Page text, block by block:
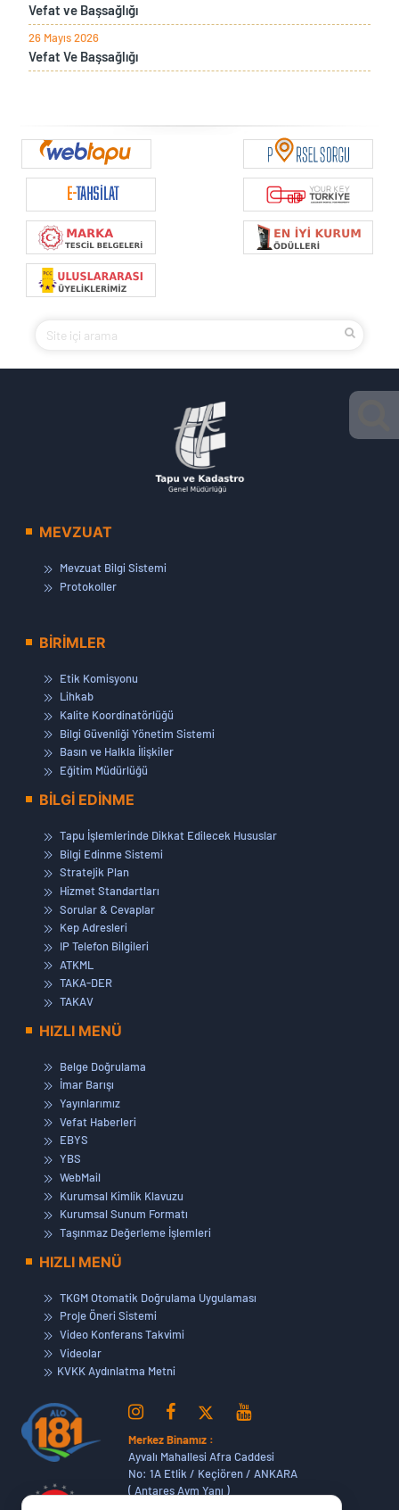
Vefat ve Başsağlığı
26 Mayıs 2026
Vefat Ve Başsağlığı
MEVZUAT
Mevzuat Bilgi Sistemi
Protokoller
BİRİMLER
Etik Komisyonu
Lihkab
Kalite Koordinatörlüğü
Bilgi Güvenliği Yönetim Sistemi
Basın ve Halkla İlişkiler
Eğitim Müdürlüğü
BİLGİ EDİNME
Tapu İşlemlerinde Dikkat Edilecek Hususlar
Bilgi Edinme Sistemi
Stratejik Plan
Hizmet Standartları
Sorular & Cevaplar
Kep Adresleri
IP Telefon Bilgileri
ATKML
TAKA-DER
TAKAV
HIZLI MENÜ
Belge Doğrulama
İmar Barışı
Yayınlarımız
Vefat Haberleri
EBYS
YBS
WebMail
Kurumsal Kimlik Klavuzu
Kurumsal Sunum Formatı
Taşınmaz Değerleme İşlemleri
HIZLI MENÜ
TKGM Otomatik Doğrulama Uygulaması
Proje Öneri Sistemi
Video Konferans Takvimi
Videolar
KVKK Aydınlatma Metni
Merkez Binamız :
Ayvalı Mahallesi Afra Caddesi
No: 1A Etlik / Keçiören / ANKARA
( Antares Avm Yanı )